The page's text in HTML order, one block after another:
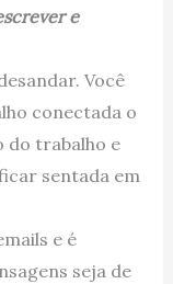
e
Você
conectada o
do trabalho e
sentada em
e é
seja de